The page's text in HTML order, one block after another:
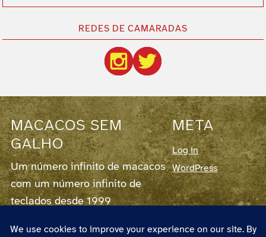
REDES DE CAMARADAS
MACACOS SEM
GALHO
Um número infinito de macacos
com um número infinito de
teclados desde 1999
fornece RSS para os Postse para os
META
Log in
WordPress